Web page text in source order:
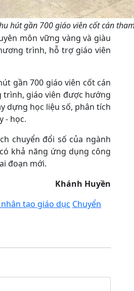
hút gần 700 giáo viên cốt cán
môn vững vàng và giàu
trình, hỗ trợ giáo viên
gần 700 giáo viên cốt cán
trình, giáo viên được hướng
dựng học liệu số, phân tích
- học.
chuyển đổi số của ngành
khả năng ứng dụng công
đoạn mới.
Khánh Huyền
tạo giáo dục Chuyển